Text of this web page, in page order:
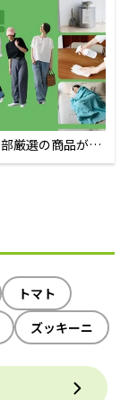
厳選の商品が買
トマト
ズッキーニ